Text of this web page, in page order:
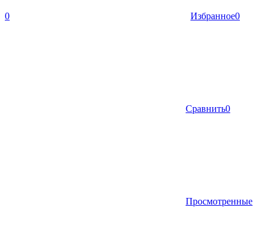
0 Избранное0
Сравнить0
Просмотренные